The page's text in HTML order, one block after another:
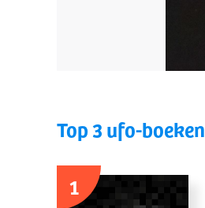
Top 3 ufo-boeken
1